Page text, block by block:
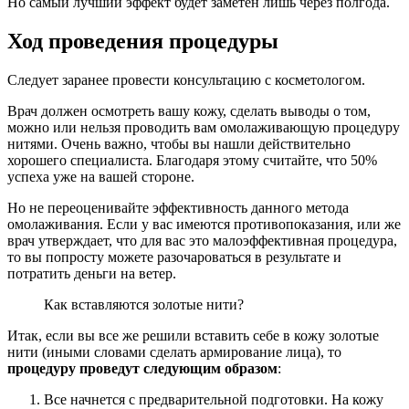
Ход проведения процедуры
Следует заранее провести консультацию с косметологом.
Врач должен осмотреть вашу кожу, сделать выводы о том,
можно или нельзя проводить вам омолаживающую процедуру
нитями. Очень важно, чтобы вы нашли действительно
хорошего специалиста. Благодаря этому считайте, что 50%
успеха уже на вашей стороне.
Но не переоценивайте эффективность данного метода
омолаживания. Если у вас имеются противопоказания, или же
врач утверждает, что для вас это малоэффективная процедура,
то вы попросту можете разочароваться в результате и
потратить деньги на ветер.
Как вставляются золотые нити?
Итак, если вы все же решили вставить себе в кожу золотые
нити (иными словами сделать армирование лица), то
процедуру проведут следующим образом:
Все начнется с предварительной подготовки. На кожу